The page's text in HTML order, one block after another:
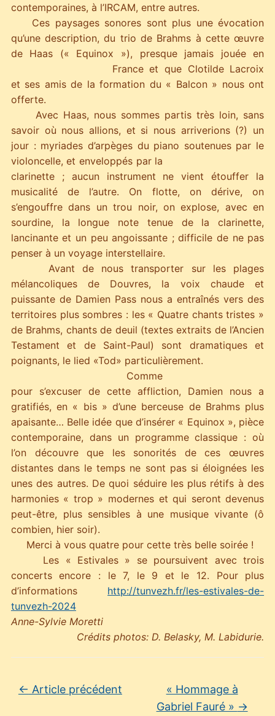
contemporaines, à l’IRCAM, entre autres.
Ces paysages sonores sont plus une évocation
qu’une description, du trio de Brahms à cette œuvre
de Haas (« Equinox »), presque jamais jouée en
France et que Clotilde Lacroix
et ses amis de la formation du « Balcon » nous ont
offerte.
Avec Haas, nous sommes partis très loin, sans
savoir où nous allions, et si nous arriverions (?) un
jour : myriades d’arpèges du piano soutenues par le
violoncelle, et enveloppés par la
clarinette ; aucun instrument ne vient étouffer la
musicalité de l’autre. On flotte, on dérive, on
s’engouffre dans un trou noir, on explose, avec en
sourdine, la longue note tenue de la clarinette,
lancinante et un peu angoissante ; difficile de ne pas
penser à un voyage interstellaire.
Avant de nous transporter sur les plages
mélancoliques de Douvres, la voix chaude et
puissante de Damien Pass nous a entraînés vers des
territoires plus sombres : les « Quatre chants tristes »
de Brahms, chants de deuil (textes extraits de l’Ancien
Testament et de Saint-Paul) sont dramatiques et
poignants, le lied «Tod» particulièrement.
Comme
pour s’excuser de cette affliction, Damien nous a
gratifiés, en « bis » d’une berceuse de Brahms plus
apaisante… Belle idée que d’insérer « Equinox », pièce
contemporaine, dans un programme classique : où
l’on découvre que les sonorités de ces œuvres
distantes dans le temps ne sont pas si éloignées les
unes des autres. De quoi séduire les plus rétifs à des
harmonies « trop » modernes et qui seront devenus
peut-être, plus sensibles à une musique vivante (ô
combien, hier soir).
Merci à vous quatre pour cette très belle soirée !
Les « Estivales » se poursuivent avec trois
concerts encore : le 7, le 9 et le 12. Pour plus
d’informations http://tunvezh.fr/les-estivales-de-
tunvezh-2024
Anne-Sylvie Moretti
Crédits photos: D. Belasky, M. Labidurie.
← Article précédent
« Hommage à
Gabriel Fauré » →